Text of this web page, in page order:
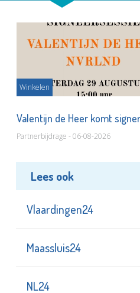
Winkelen
Valentijn de Heer komt
Partnerbijdrage - 06-08-2026
Lees ook
Vlaardingen24
Maassluis24
NL24